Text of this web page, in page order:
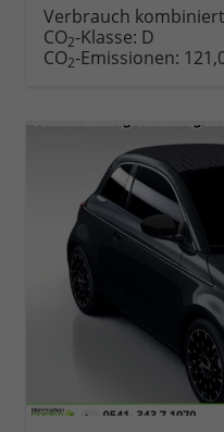
Verbrauch
CO2-Klasse: D
CO2-Emissionen: